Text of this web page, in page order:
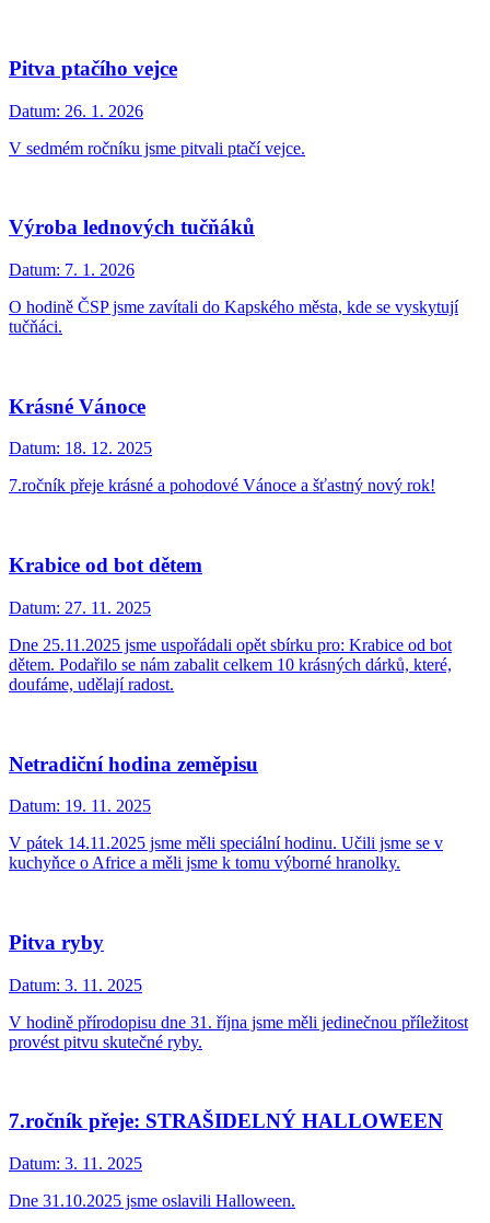
Pitva ptačího vejce
Datum: 26. 1. 2026
V sedmém ročníku jsme pitvali ptačí vejce.
Výroba lednových tučňáků
Datum: 7. 1. 2026
O hodině ČSP jsme zavítali do Kapského města, kde se vyskytují
tučňáci.
Krásné Vánoce
Datum: 18. 12. 2025
7.ročník přeje krásné a pohodové Vánoce a šťastný nový rok!
Krabice od bot dětem
Datum: 27. 11. 2025
Dne 25.11.2025 jsme uspořádali opět sbírku pro: Krabice od bot
dětem. Podařilo se nám zabalit celkem 10 krásných dárků, které,
doufáme, udělají radost.
Netradiční hodina zeměpisu
Datum: 19. 11. 2025
V pátek 14.11.2025 jsme měli speciální hodinu. Učili jsme se v
kuchyňce o Africe a měli jsme k tomu výborné hranolky.
Pitva ryby
Datum: 3. 11. 2025
V hodině přírodopisu dne 31. října jsme měli jedinečnou příležitost
provést pitvu skutečné ryby.
7.ročník přeje: STRAŠIDELNÝ HALLOWEEN
Datum: 3. 11. 2025
Dne 31.10.2025 jsme oslavili Halloween.